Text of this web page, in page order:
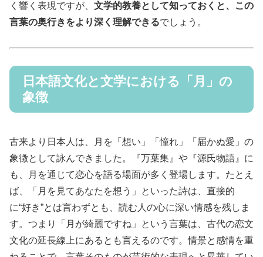
く響く表現ですが、 文学的教養として知っておくと、この
言葉の奥行きをより深く理解できるでしょう。
日本語文化と文学における「月」の
象徴
古来より日本人は、月を「想い」「憧れ」「届かぬ愛」の
象徴として詠んできました。『万葉集』や『源氏物語』に
も、月を通じて恋心を語る場面が多く登場します。たとえ
ば、「月を見てあなたを想う」といった詩は、直接的
に“好き”とは言わずとも、読む人の心に深い情感を残しま
す。つまり「月が綺麗ですね」という言葉は、古代の恋文
文化の延長線上にあるとも言えるのです。情景と感情を重